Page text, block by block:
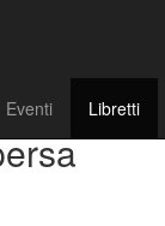
Eventi Libretti